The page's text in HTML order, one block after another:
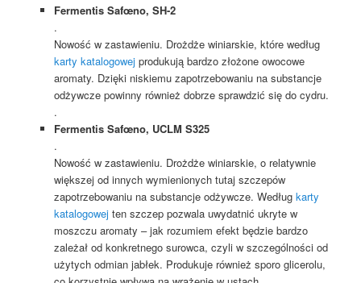
Fermentis Safœno, SH-2
.
Nowość w zastawieniu. Drożdże winiarskie, które według
karty katalogowejprodukują bardzo złożone owocowe
aromaty. Dzięki niskiemu zapotrzebowaniu na substancje
odżywcze powinny również dobrze sprawdzić się do cydru.
.
Fermentis Safœno, UCLM S325
.
Nowość w zastawieniu. Drożdże winiarskie, o relatywnie
większej od innych wymienionych tutaj szczepów
zapotrzebowaniu na substancje odżywcze. Według karty
katalogowejten szczep pozwala uwydatnić ukryte w
moszczu aromaty – jak rozumiem efekt będzie bardzo
zależał od konkretnego surowca, czyli w szczególności od
użytych odmian jabłek. Produkuje również sporo glicerolu,